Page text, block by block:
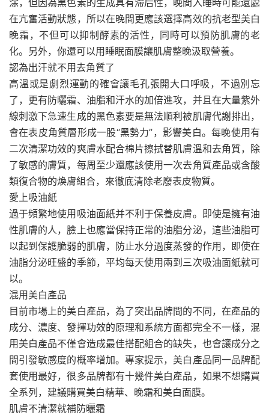
涂，但因為黑色素的生成具有滯后性，晚間入睡時可能還處
在亢奮活動狀態，所以在晚間更應該選擇高效的抗老型美白
晚霜，不但可以抑制酵素的活性，同時可以預防肌膚的老
化。另外，你還可以用睡眠面膜讓肌膚整晚汲取營養。
認為出汗就不用去角質了
高溫或是劇烈運動的確會讓毛孔張開大口呼吸，不過別忘
了，更有防曬霜、油脂和汗水的加倍進攻，并且在大量紫外
線刺激下急速生成的黑色素要是無法順利被肌膚代謝排出，
會在表皮角質層形成一股“黑勢力”，影響美白。每晚使用有
二次清潔功效的爽膚水配合棉片擦拭替肌膚溫和去角質，除
了敏感的膚質，每周至少還應該使用一次去角質產品或含酸
類復合物的煥膚組合，來徹底清除老廢表皮物質。
愛上吸油紙
過于頻繁地使用吸油面紙并不利于保養皮膚。即使是擁有油
性肌膚的人，臉上也應當保持正常的油脂分泌，這些油脂可
以起到保護脆弱的肌膚，防止水分過度蒸發的作用，即使在
油脂分泌旺盛的季節，平均每天使用兩到三次吸油面紙就可
以。
混用美白產品
目前市場上的美白產品，為了突出品牌間的不同，在產品的
成分、濃度、發揮功效的原理和系統方面都完全不一樣，混
用美白產品不僅會造成最佳搭配組合的缺失，也會讓成分之
間引發敏感度的概率增加。專家提示，美白產品同一品牌配
套使用最好，很多品牌都有十幾件美白產品，如果不想購買
全系列，建議購買美白精華、晚霜和美白面膜。
肌膚不清潔就補防曬霜